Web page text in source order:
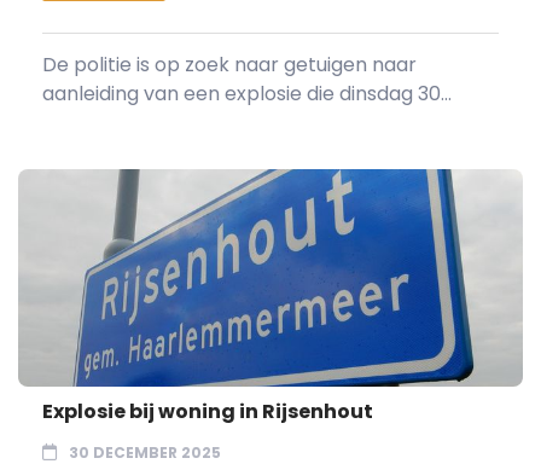
De politie is op zoek naar getuigen naar
aanleiding van een explosie die dinsdag 30...
Explosie bij woning in Rijsenhout
30 DECEMBER 2025